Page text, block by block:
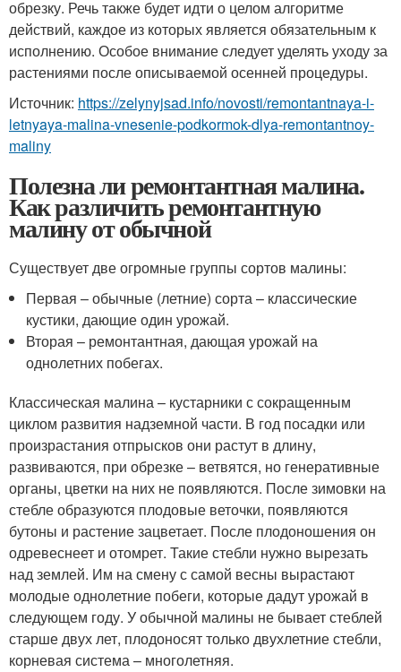
обрезку. Речь также будет идти о целом алгоритме
действий, каждое из которых является обязательным к
исполнению. Особое внимание следует уделять уходу за
растениями после описываемой осенней процедуры.
Источник: https://zelynyjsad.info/novosti/remontantnaya-i-
letnyaya-malina-vnesenie-podkormok-dlya-remontantnoy-
maliny
Полезна ли ремонтантная малина.
Как различить ремонтантную
малину от обычной
Существует две огромные группы сортов малины:
Первая – обычные (летние) сорта – классические
кустики, дающие один урожай.
Вторая – ремонтантная, дающая урожай на
однолетних побегах.
Классическая малина – кустарники с сокращенным
циклом развития надземной части. В год посадки или
произрастания отпрысков они растут в длину,
развиваются, при обрезке – ветвятся, но генеративные
органы, цветки на них не появляются. После зимовки на
стебле образуются плодовые веточки, появляются
бутоны и растение зацветает. После плодоношения он
одревеснеет и отомрет. Такие стебли нужно вырезать
над землей. Им на смену с самой весны вырастают
молодые однолетние побеги, которые дадут урожай в
следующем году. У обычной малины не бывает стеблей
старше двух лет, плодоносят только двухлетние стебли,
корневая система – многолетняя.